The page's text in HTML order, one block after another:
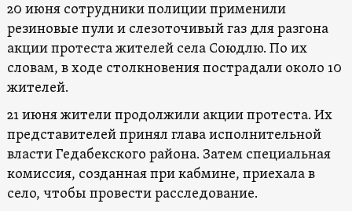
20 июня сотрудники полиции применили
резиновые пули и слезоточивый газ для разгона
акции протеста жителей села Союдлю. По их
словам, в ходе столкновения пострадали около 10
жителей.
21 июня жители продолжили акции протеста. Их
представителей принял глава исполнительной
власти Гедабекского района. Затем специальная
комиссия, созданная при кабмине, приехала в
село, чтобы провести расследование.